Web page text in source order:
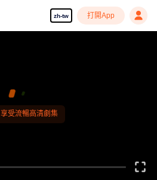
zh-tw 打開App
享受流暢高清劇集